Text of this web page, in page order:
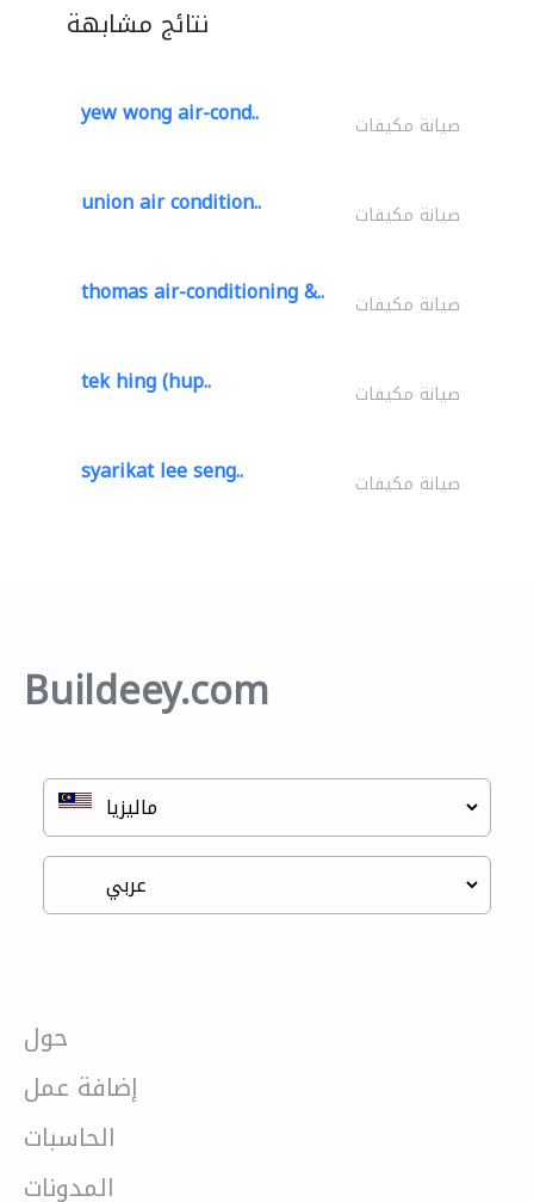
نتائج مشابهة
yew wong air-cond.. صيانة مكيفات
union air condition.. صيانة مكيفات
thomas air-conditioning &.. صيانة مكيفات
tek hing (hup.. صيانة مكيفات
syarikat lee seng.. صيانة مكيفات
Buildeey.com
حول
إضافة عمل
الحاسبات
المدونات